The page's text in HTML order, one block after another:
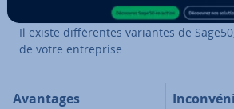
Il existe dif­fé­rentes variantes de
de votre en­tre­prise.
Avantages